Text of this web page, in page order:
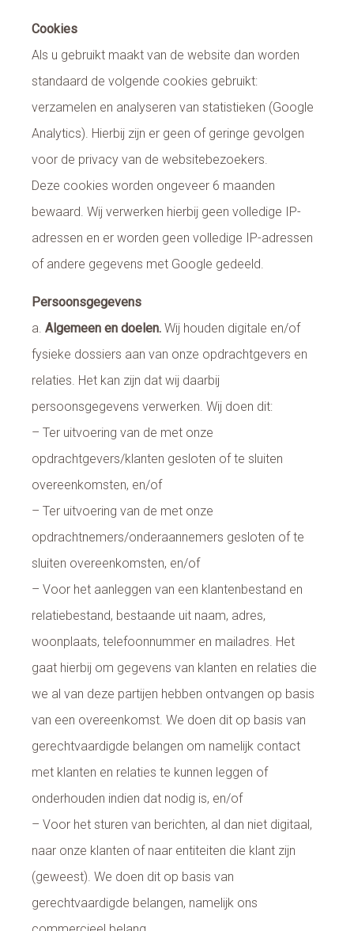
Cookies
Als u gebruikt maakt van de website dan worden
standaard de volgende cookies gebruikt:
verzamelen en analyseren van statistieken (Google
Analytics). Hierbij zijn er geen of geringe gevolgen
voor de privacy van de websitebezoekers.
Deze cookies worden ongeveer 6 maanden
bewaard. Wij verwerken hierbij geen volledige IP-
adressen en er worden geen volledige IP-adressen
of andere gegevens met Google gedeeld.
Persoonsgegevens
a. Algemeen en doelen. Wij houden digitale en/of
fysieke dossiers aan van onze opdrachtgevers en
relaties. Het kan zijn dat wij daarbij
persoonsgegevens verwerken. Wij doen dit:
– Ter uitvoering van de met onze
opdrachtgevers/klanten gesloten of te sluiten
overeenkomsten, en/of
– Ter uitvoering van de met onze
opdrachtnemers/onderaannemers gesloten of te
sluiten overeenkomsten, en/of
– Voor het aanleggen van een klantenbestand en
relatiebestand, bestaande uit naam, adres,
woonplaats, telefoonnummer en mailadres. Het
gaat hierbij om gegevens van klanten en relaties die
we al van deze partijen hebben ontvangen op basis
van een overeenkomst. We doen dit op basis van
gerechtvaardigde belangen om namelijk contact
met klanten en relaties te kunnen leggen of
onderhouden indien dat nodig is, en/of
– Voor het sturen van berichten, al dan niet digitaal,
naar onze klanten of naar entiteiten die klant zijn
(geweest). We doen dit op basis van
gerechtvaardigde belangen, namelijk ons